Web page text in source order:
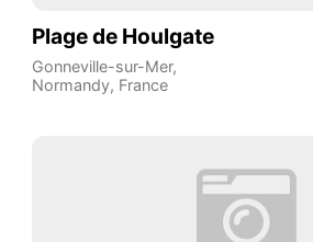
Plage de Houlgate
Gonneville-sur-Mer,
Normandy, France